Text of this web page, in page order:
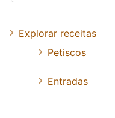
Explorar receitas
Petiscos
Entradas